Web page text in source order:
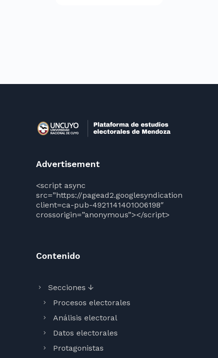
Advertisement
<script async
src=”https://pagead2.googlesyndication.com/
client=ca-pub-4921141401006198″
crossorigin=”anonymous”></script>
Contenido
Secciones ↓
Procesos electorales
Análisis electoral
Datos electorales
Protagonistas